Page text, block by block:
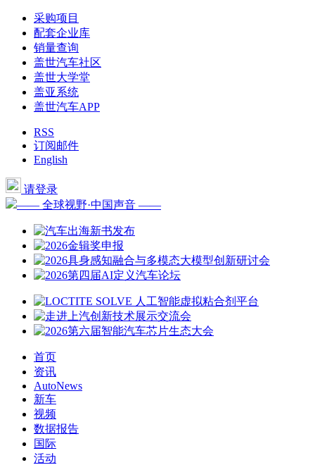
采购项目
配套企业库
销量查询
盖世汽车社区
盖世大学堂
盖亚系统
盖世汽车APP
RSS
订阅邮件
English
请登录
—— 全球视野·中国声音 ——
首页
资讯
AutoNews
新车
视频
数据报告
国际
活动